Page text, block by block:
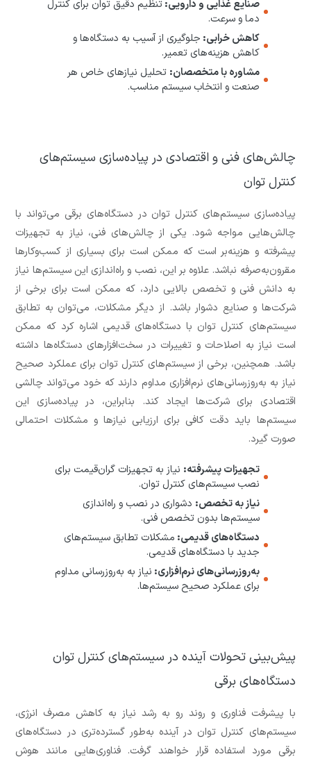
صنایع غذایی و دارویی:تنظیم دقیق توان برای کنترل
دما و سرعت.
کاهش خرابی: جلوگیری از آسیب به دستگاه‌ها و
کاهش هزینه‌های تعمیر.
مشاوره با متخصصان: تحلیل نیازهای خاص هر
صنعت و انتخاب سیستم مناسب.
چالش‌های فنی و اقتصادی در پیاده‌سازی سیستم‌های
کنترل توان
پیاده‌سازی سیستم‌های کنترل توان در دستگاه‌های برقی می‌تواند با
چالش‌هایی مواجه شود. یکی از چالش‌های فنی، نیاز به تجهیزات
پیشرفته و هزینه‌بر است که ممکن است برای بسیاری از کسب‌وکارها
مقرون‌به‌صرفه نباشد. علاوه بر این، نصب و راه‌اندازی این سیستم‌ها نیاز
به دانش فنی و تخصص بالایی دارد، که ممکن است برای برخی از
شرکت‌ها و صنایع دشوار باشد. از دیگر مشکلات، می‌توان به تطابق
سیستم‌های کنترل توان با دستگاه‌های قدیمی اشاره کرد که ممکن
است نیاز به اصلاحات و تغییرات در سخت‌افزارهای دستگاه‌ها داشته
باشد. همچنین، برخی از سیستم‌های کنترل توان برای عملکرد صحیح
نیاز به به‌روزرسانی‌های نرم‌افزاری مداوم دارند که خود می‌تواند چالشی
اقتصادی برای شرکت‌ها ایجاد کند. بنابراین، در پیاده‌سازی این
سیستم‌ها باید دقت کافی برای ارزیابی نیازها و مشکلات احتمالی
صورت گیرد.
تجهیزات پیشرفته: نیاز به تجهیزات گران‌قیمت برای
نصب سیستم‌های کنترل توان.
نیاز به تخصص: دشواری در نصب و راه‌اندازی
سیستم‌ها بدون تخصص فنی.
دستگاه‌های قدیمی: مشکلات تطابق سیستم‌های
جدید با دستگاه‌های قدیمی.
به‌روزرسانی‌های نرم‌افزاری: نیاز به به‌روزرسانی مداوم
برای عملکرد صحیح سیستم‌ها.
پیش‌بینی تحولات آینده در سیستم‌های کنترل توان
دستگاه‌های برقی
با پیشرفت فناوری و روند رو به رشد نیاز به کاهش مصرف انرژی،
سیستم‌های کنترل توان در آینده به‌طور گسترده‌تری در دستگاه‌های
برقی مورد استفاده قرار خواهند گرفت. فناوری‌هایی مانند هوش